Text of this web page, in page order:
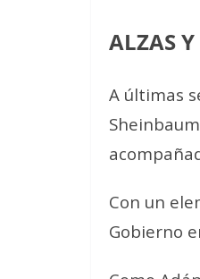
ALZAS Y
A últimas
Con un
Gobierno